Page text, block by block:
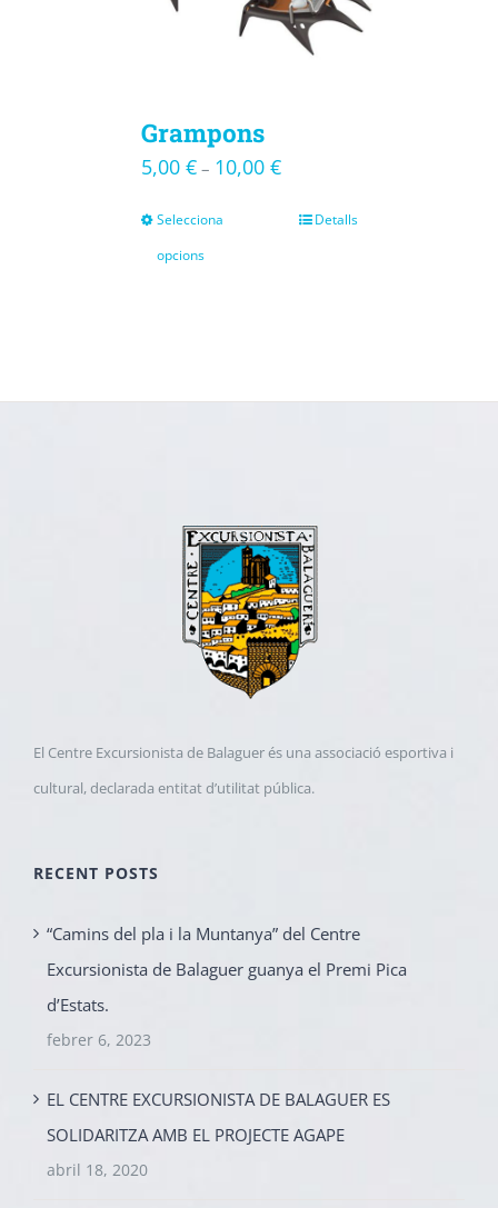
Grampons
5,00 €– 10,00 €
Selecciona
opcions
Detalls
El Centre Excursionista de Balaguer és una associació esportiva i
cultural, declarada entitat d’utilitat pública.
RECENT POSTS
“Camins del pla i la Muntanya” del Centre
Excursionista de Balaguer guanya el Premi Pica
d’Estats.
febrer 6, 2023
EL CENTRE EXCURSIONISTA DE BALAGUER ES
SOLIDARITZA AMB EL PROJECTE AGAPE
abril 18, 2020